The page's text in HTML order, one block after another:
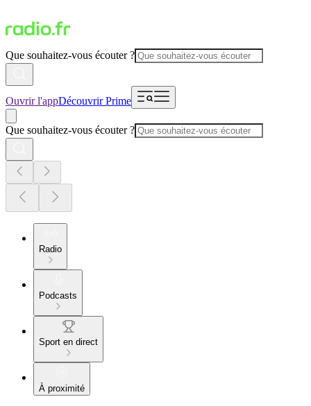
Que souhaitez-vous écouter ?
Ouvrir l'appDécouvrir Prime
Que souhaitez-vous écouter ?
Radio
Podcasts
Sport en direct
À proximité